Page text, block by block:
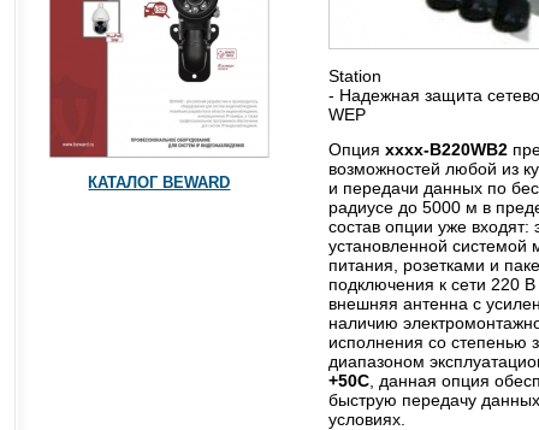
Station
- Надежная защита
WEP
Опция xxxx-B220WB2
возможностей любой из
и передачи данных по
радиусе до 5000 м в
состав опции уже
установленной системой
питания, розетками и
подключения к сети 220
внешняя антенна с
наличию
исполнения со степенью
диапазоном
+50C , данная опция
быструю передачу
условиях.
КАТАЛОГ BEWARD